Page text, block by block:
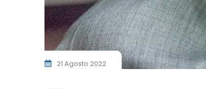
21 Agosto 2022